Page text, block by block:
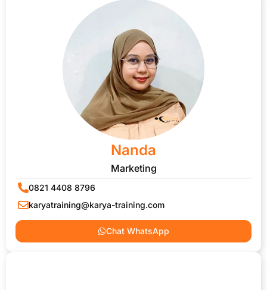
Nanda
Marketing
0821 4408 8796
karyatraining@karya-training.com
Chat WhatsApp